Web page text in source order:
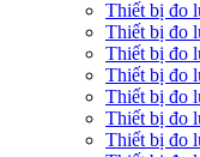
Thiết bị đo
Thiết bị đo
Thiết bị đo
Thiết bị đo
Thiết bị đo
Thiết bị đo
Thiết bị đo